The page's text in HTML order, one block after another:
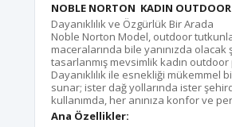
NOBLE NORTON KADIN
Dayanıklılık ve Özgürlük Bir Arada
Noble Norton Model, outdoor
maceralarında bile yanınızda olacak
tasarlanmış mevsimlik kadın
Dayanıklılık ile esnekliği mükemmel
sunar; ister dağ yollarında ister
kullanımda, her anınıza konfor ve
Ana Özellikler: